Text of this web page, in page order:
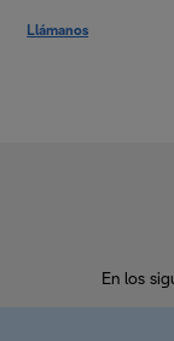
Llámanos
En los